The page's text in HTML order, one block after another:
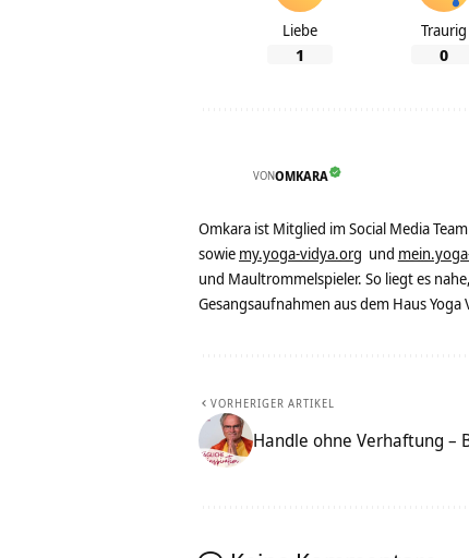
Liebe
1
Traurig
0
VONOMKARA
Omkara ist Mitglied im Social Media
sowie my.yoga-vidya.org und
und Maultrommelspieler. So liegt es
Gesangsaufnahmen aus dem Haus
VORHERIGER ARTIKEL
Handle ohne Verhaftung –